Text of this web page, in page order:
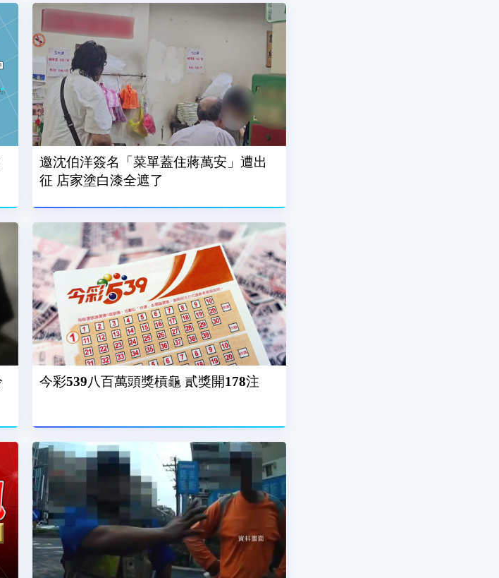
邀沈伯洋簽名「菜單蓋住蔣萬安」遭出
征 店家塗白漆全遮了
今彩539八百萬頭獎槓龜 貳獎開178注